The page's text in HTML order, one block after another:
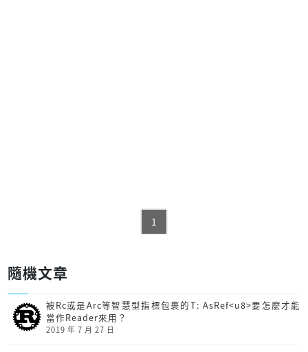
1
隨機文章
被Rc或是Arc等智慧型指標包裹的T: AsRef<u8>要怎麼才能
當作Reader來用？
2019 年 7 月 27 日